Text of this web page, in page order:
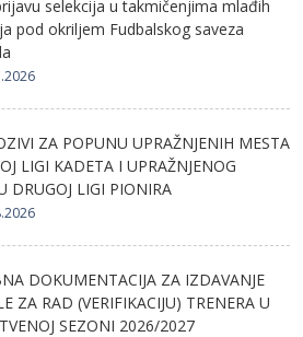
selekcija u takmičenjima mlađih
pod okriljem Fudbalskog saveza
ZA POPUNU UPRAŽNJENIH MESTA
LIGI KADETA I UPRAŽNJENOG
DRUGOJ LIGI PIONIRA
DOKUMENTACIJA ZA IZDAVANJE
ZA RAD (VERIFIKACIJU) TRENERA U
SEZONI 2026/2027